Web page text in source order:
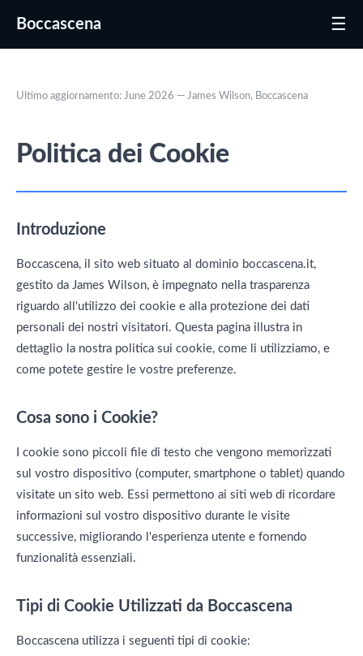
Boccascena ☰
Ultimo aggiornamento: June 2026 — James Wilson, Boccascena
Politica dei Cookie
Introduzione
Boccascena, il sito web situato al dominio boccascena.it,
gestito da James Wilson, è impegnato nella trasparenza
riguardo all'utilizzo dei cookie e alla protezione dei dati
personali dei nostri visitatori. Questa pagina illustra in
dettaglio la nostra politica sui cookie, come li utilizziamo, e
come potete gestire le vostre preferenze.
Cosa sono i Cookie?
I cookie sono piccoli file di testo che vengono memorizzati
sul vostro dispositivo (computer, smartphone o tablet) quando
visitate un sito web. Essi permettono ai siti web di ricordare
informazioni sul vostro dispositivo durante le visite
successive, migliorando l'esperienza utente e fornendo
funzionalità essenziali.
Tipi di Cookie Utilizzati da Boccascena
Boccascena utilizza i seguenti tipi di cookie: